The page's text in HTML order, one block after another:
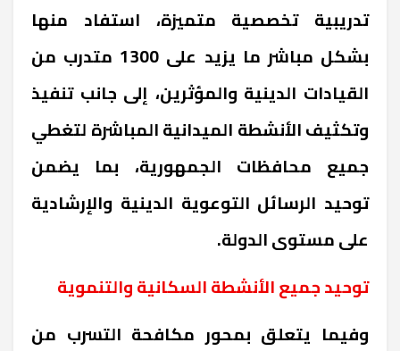
تدريبية تخصصية متميزة، استفاد منها
بشكل مباشر ما يزيد على 1300 متدرب من
القيادات الدينية والمؤثرين، إلى جانب تنفيذ
وتكثيف الأنشطة الميدانية المباشرة لتغطي
جميع محافظات الجمهورية، بما يضمن
توحيد الرسائل التوعوية الدينية والإرشادية
على مستوى الدولة.
توحيد جميع الأنشطة السكانية والتنموية
وفيما يتعلق بمحور مكافحة التسرب من